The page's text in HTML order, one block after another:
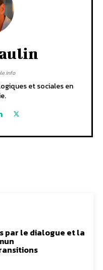
et sociales en
par le dialogue et la